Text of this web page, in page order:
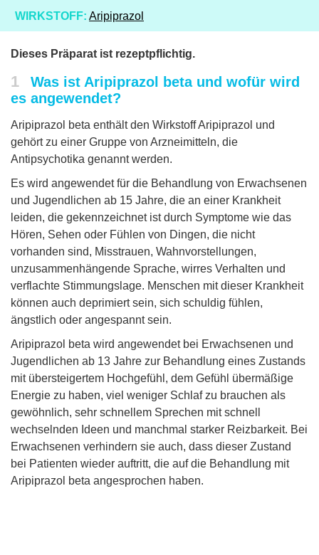
WIRKSTOFF: Aripiprazol
Dieses Präparat ist rezeptpflichtig.
1
Was ist Aripiprazol beta und wofür wird
es angewendet?
Aripiprazol beta enthält den Wirkstoff Aripiprazol und
gehört zu einer Gruppe von Arzneimitteln, die
Antipsychotika genannt werden.
Es wird angewendet für die Behandlung von Erwachsenen
und Jugendlichen ab 15 Jahre, die an einer Krankheit
leiden, die gekennzeichnet ist durch Symptome wie das
Hören, Sehen oder Fühlen von Dingen, die nicht
vorhanden sind, Misstrauen, Wahnvorstellungen,
unzusammenhängende Sprache, wirres Verhalten und
verflachte Stimmungslage. Menschen mit dieser Krankheit
können auch deprimiert sein, sich schuldig fühlen,
ängstlich oder angespannt sein.
Aripiprazol beta wird angewendet bei Erwachsenen und
Jugendlichen ab 13 Jahre zur Behandlung eines Zustands
mit übersteigertem Hochgefühl, dem Gefühl übermäßige
Energie zu haben, viel weniger Schlaf zu brauchen als
gewöhnlich, sehr schnellem Sprechen mit schnell
wechselnden Ideen und manchmal starker Reizbarkeit. Bei
Erwachsenen verhindern sie auch, dass dieser Zustand
bei Patienten wieder auftritt, die auf die Behandlung mit
Aripiprazol beta angesprochen haben.